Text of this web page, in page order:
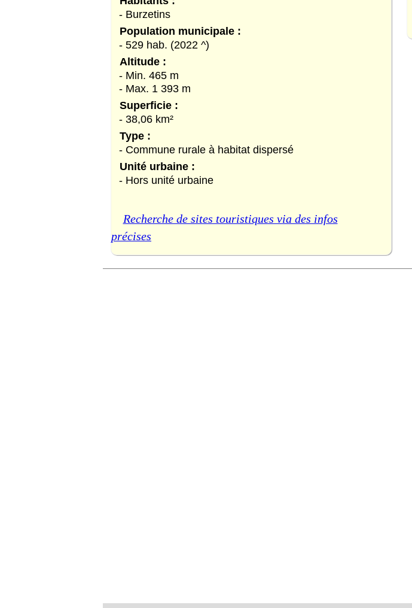
- Burzetins
Population municipale :
- 529 hab. (2022 ^)
Altitude :
- Min. 465 m
- Max. 1 393 m
Superficie :
- 38,06 km²
Type :
- Commune rurale à habitat dispersé
Unité urbaine :
- Hors unité urbaine
Recherche de sites touristiques via des infos
précises